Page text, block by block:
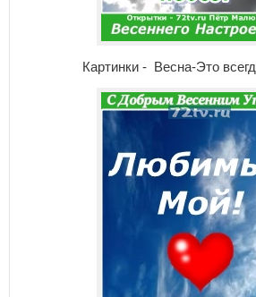
Картинки - Весна-Это